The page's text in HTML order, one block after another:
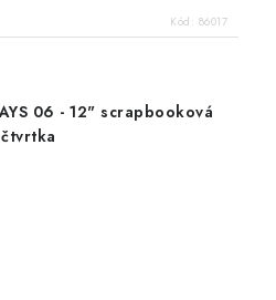
Kód: 86017
06 - 12" scrapbooková
čtvrtka